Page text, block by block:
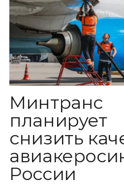
Минтранс
планирует
снизить
России